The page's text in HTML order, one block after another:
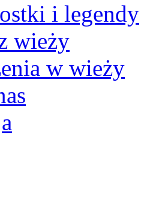
i legendy
wieży
w wieży